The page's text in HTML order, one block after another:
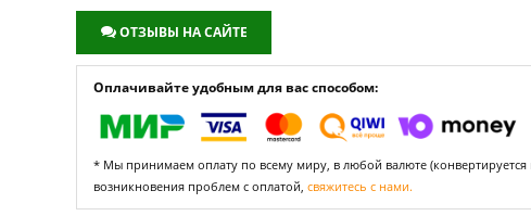
ОТЗЫВЫ НА САЙТЕ
Оплачивайте удобным для вас способом:
* Мы принимаем оплату по всему миру, в любой валюте (конвертируется
возникновения проблем с оплатой, свяжитесь с нами.